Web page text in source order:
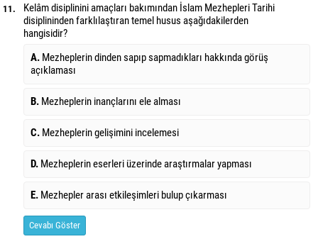
11.
Kelâm disiplinini amaçları bakımından İslam Mezhepleri Tarihi
disiplininden farklılaştıran temel husus aşağıdakilerden
hangisidir?
A. Mezheplerin dinden sapıp sapmadıkları hakkında görüş
açıklaması
B. Mezheplerin inançlarını ele alması
C. Mezheplerin gelişimini incelemesi
D. Mezheplerin eserleri üzerinde araştırmalar yapması
E. Mezhepler arası etkileşimleri bulup çıkarması
Cevabı Göster